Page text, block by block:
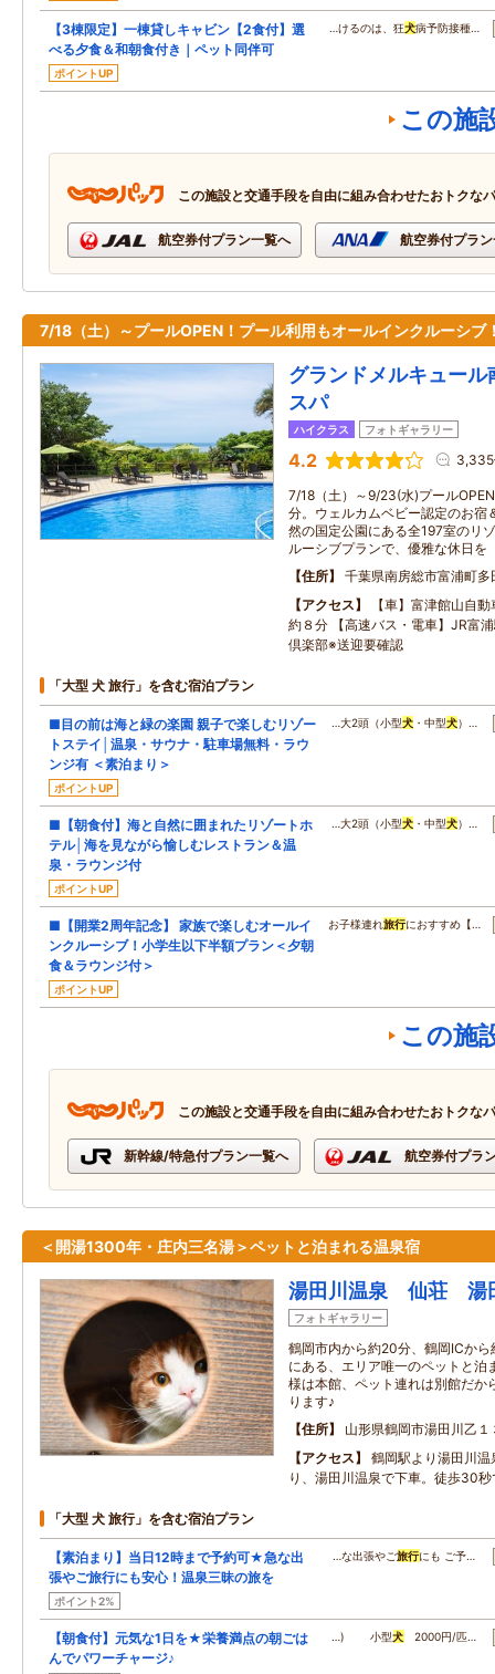
【3棟限定】一棟貸しキャビン【2食付】選
べる夕食＆和朝食付き｜ペット同伴可
ポイントUP
…けるのは、狂犬病予防接種…
この施
この施設と交通手段を自由に組み合わせたおトクな
航空券付プラン一覧へ 航空券付プラ
7/18（土）～プールOPEN！プール利用もオールインクルーシブ
グランドメルキュー
スパ
ハイクラス フォトギャラリー
4.2
7/18（土）～9/23(水)プール
分。ウェルカムベビー認定のお宿
然の国定公園にある全197室のリ
ルーシブプランで、優雅な休日を
住所
千葉県南房総市富浦町
アクセス
【車】富津館山自
約８分 【高速バス・電車】JR富
倶楽部※送迎要確認
「大型 犬 旅行」を含む宿泊プラン
■目の前は海と緑の楽園 親子で楽しむリゾー
トステイ│温泉・サウナ・駐車場無料・ラウ
ンジ有 ＜素泊まり＞
ポイントUP
…大2頭（小型犬 ・中型犬）…
■【朝食付】海と自然に囲まれたリゾートホ
テル│海を見ながら愉しむレストラン＆温
泉・ラウンジ付
ポイントUP
…大2頭（小型犬 ・中型犬）…
■【開業2周年記念】 家族で楽しむオールイ
ンクルーシブ！小学生以下半額プラン＜夕朝
食＆ラウンジ付＞
ポイントUP
お子様連れ旅行におすすめ【…
この施
この施設と交通手段を自由に組み合わせたおトクな
新幹線/特急付プラン一覧へ 航空券付プラ
＜開湯1300年・庄内三名湯＞ペットと泊まれる温泉宿
湯田川温泉 仙荘 湯
フォトギャラリー
鶴岡市内から約20分、鶴岡ICか
にある、エリア唯一のペットと泊
様は本館、ペット連れは別館だか
ります♪
住所
山形県鶴岡市湯田川乙１
アクセス
鶴岡駅より湯田川
り、湯田川温泉で下車。徒歩30秒
「大型 犬 旅行」を含む宿泊プラン
【素泊まり】当日12時まで予約可★急な出
張やご旅行にも安心！温泉三昧の旅を
ポイント2%
…な出張やご旅行にも ご予…
【朝食付】元気な1日を★栄養満点の朝ごは
んでパワーチャージ♪
…) 小型犬 2000円/匹…